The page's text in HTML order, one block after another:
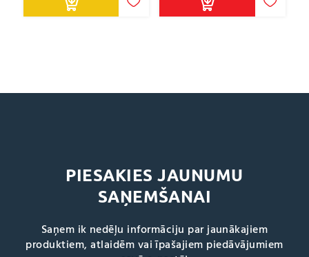
PIESAKIES JAUNUMU
SAŅEMŠANAI
Saņem ik nedēļu informāciju par jaunākajiem
produktiem, atlaidēm vai īpašajiem piedāvājumiem